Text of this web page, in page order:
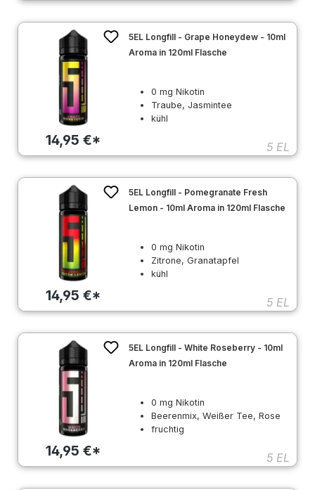
14,95 €*
5EL Longfill - Grape Honeydew - 10ml
Aroma in 120ml Flasche
0 mg Nikotin
Traube, Jasmintee
kühl
5 EL
14,95 €*
5EL Longfill - Pomegranate Fresh
Lemon - 10ml Aroma in 120ml Flasche
0 mg Nikotin
Zitrone, Granatapfel
kühl
5 EL
14,95 €*
5EL Longfill - White Roseberry - 10ml
Aroma in 120ml Flasche
0 mg Nikotin
Beerenmix, Weißer Tee, Rose
fruchtig
5 EL